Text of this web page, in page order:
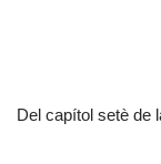
Del capítol setè de